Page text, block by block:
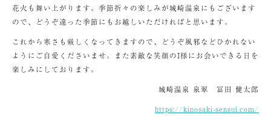
花火も舞い上がります。季節折々の楽しみが城崎温泉にもございます
ので、どうぞ違った季節にもお越しいただければと思います。
これから寒さも厳しくなってきますので、どうぞ風邪などひかれない
ようにご自愛くださいませ。また素敵な笑顔のI様にお会いできる日を
楽しみにしております。
城崎温泉 泉翠 冨田 健太郎
https://kinosaki-sensui.com/